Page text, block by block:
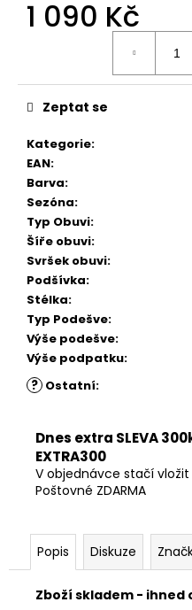
1 090 Kč
Kategorie:
EAN:
Barva:
Sezóna:
Typ Obuvi:
Šíře obuvi:
Svršek obuvi:
Podšívka:
Stélka:
Typ Podešve:
Výše podešve:
Výše podpatku:
? Ostatní:
Zeptat se
Dnes extra SLEVA
EXTRA300
V objednávce stačí vložit
Poštovné ZDARMA
Popis Diskuze
Zboží skladem - ihned
SANDÁLY
NA
CAPRICE
28
ČERNÉ
999
Kč
Původně:
899
Kč